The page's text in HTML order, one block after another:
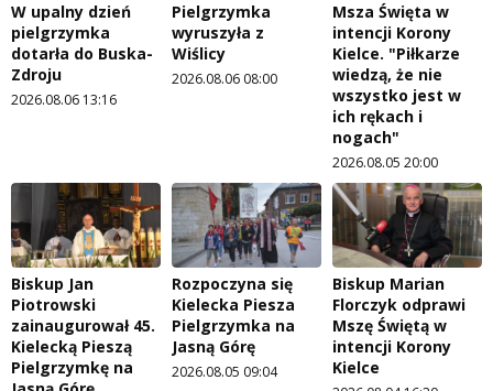
W upalny dzień
pielgrzymka
dotarła do Buska-
Zdroju
2026.08.06 13:16
Pielgrzymka
wyruszyła z
Wiślicy
2026.08.06 08:00
Msza Święta w
intencji Korony
Kielce. "Piłkarze
wiedzą, że nie
wszystko jest w
ich rękach i
nogach"
2026.08.05 20:00
Biskup Jan
Piotrowski
zainaugurował 45.
Kielecką Pieszą
Pielgrzymkę na
Rozpoczyna się
Kielecka Piesza
Pielgrzymka na
Jasną Górę
2026.08.05 09:04
Biskup Marian
Florczyk odprawi
Mszę Świętą w
intencji Korony
Kielce